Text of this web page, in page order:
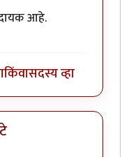
आहे.
किंवासदस्य व्हा